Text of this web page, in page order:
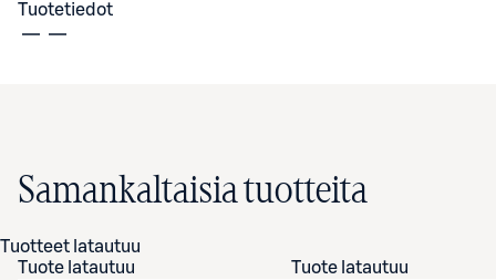
Tuotetiedot
Samankaltaisia tuotteita
Tuotteet latautuu
Tuote latautuu
Tuote latautuu